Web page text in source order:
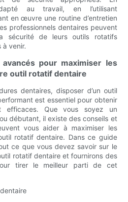
au travail, en l’utilisant
en œuvre une routine d’entretien
professionnels dentaires peuvent
sécurité de leurs outils rotatifs
à venir.
pour maximiser les
outil rotatif dentaire
dentaires, disposer d’un outil
est essentiel pour obtenir
efficaces. Que vous soyez un
débutant, il existe des conseils et
vous aider à maximiser les
rotatif dentaire. Dans ce guide
ce que vous devez savoir sur le
rotatif dentaire et fournirons des
tirer le meilleur parti de cet